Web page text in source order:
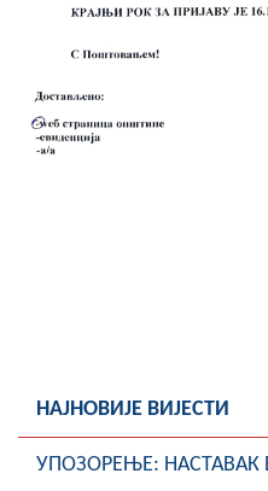
Службени Гласници
Јавни позиви
Обавјештења
НАЈНОВИЈЕ ВИЈЕСТИ
УПОЗОРЕЊЕ: НАСТАВАК